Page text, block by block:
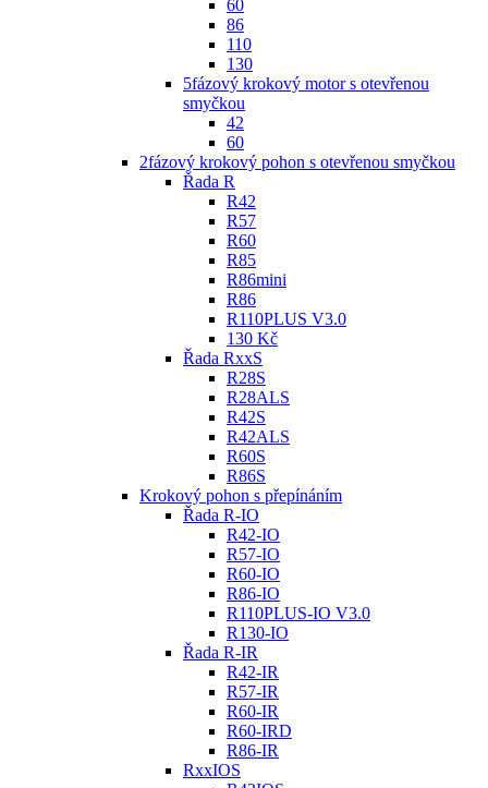
60
86
110
130
5fázový krokový motor s otevřenou
smyčkou
42
60
2fázový krokový pohon s otevřenou smyčkou
Řada R
R42
R57
R60
R85
R86mini
R86
R110PLUS V3.0
130 Kč
Řada RxxS
R28S
R28ALS
R42S
R42ALS
R60S
R86S
Krokový pohon s přepínáním
Řada R-IO
R42-IO
R57-IO
R60-IO
R86-IO
R110PLUS-IO V3.0
R130-IO
Řada R-IR
R42-IR
R57-IR
R60-IR
R60-IRD
R86-IR
RxxIOS